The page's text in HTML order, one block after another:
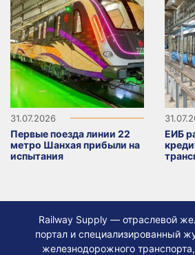
31.07.2026
Первые поезда линии 22
метро Шанхая прибыли на
испытания
ЕИБ
Railway Supply — отраслевой
портал и специализированный
железнодорожного